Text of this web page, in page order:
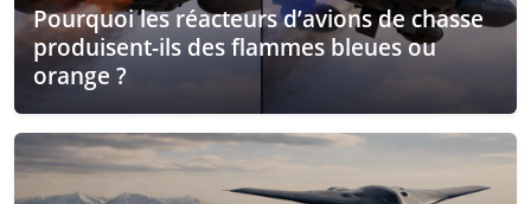
Pourquoi les réacteurs d’avions de chasse
produisent-ils des flammes bleues ou
orange ?